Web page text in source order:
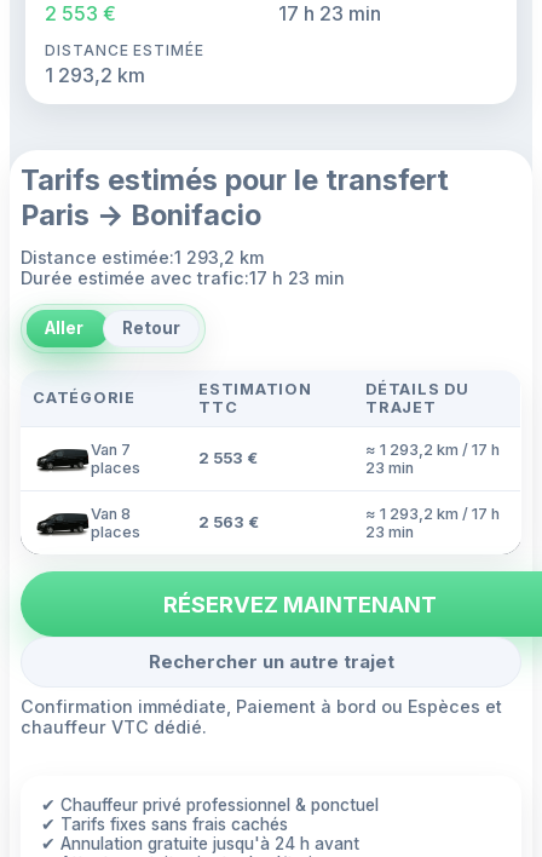
2 553 € 17 h 23 min
DISTANCE ESTIMÉE
1 293,2 km
Tarifs estimés pour le transfert
Paris → Bonifacio
Distance estimée:1 293,2 km
Durée estimée avec trafic:17 h 23 min
Aller Retour
CATÉGORIE
ESTIMATION
TTC
DÉTAILS DU
TRAJET
Van 7
places
2 553 €
≈ 1 293,2 km / 17 h
23 min
Van 8
places
2 563 €
≈ 1 293,2 km / 17 h
23 min
RÉSERVEZ MAINTENANT
Rechercher un autre trajet
Confirmation immédiate, Paiement à bord ou Espèces et
chauffeur VTC dédié.
✔ Chauffeur privé professionnel & ponctuel
✔ Tarifs fixes sans frais cachés
✔ Annulation gratuite jusqu'à 24 h avant